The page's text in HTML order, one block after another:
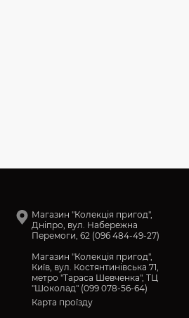
Магазин "Колекція пригод",
Дніпро, вул. Набережна
Перемоги, 62 (096 484-49-27)
Магазин "Колекція пригод",
Київ, вул. Костянтинівська 71,
метро "Тараса Шевченка", ТЦ
"Шоколад" (099 078-56-64)
Карта проїзду